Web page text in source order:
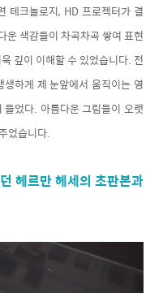
테크놀로지, HD 프로젝터가 결
운 색감들이 차곡차곡 쌓여 표현
깊이 이해할 수 있었습니다. 전
하게 제 눈앞에서 움직이는 영
었다. 아름다운 그림들이 오랫
었습니다.
헤르만 헤세의 초판본과